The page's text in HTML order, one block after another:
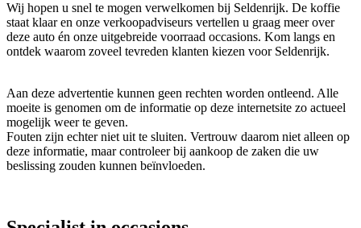
Wij hopen u snel te mogen verwelkomen bij Seldenrijk. De koffie
staat klaar en onze verkoopadviseurs vertellen u graag meer over
deze auto én onze uitgebreide voorraad occasions. Kom langs en
ontdek waarom zoveel tevreden klanten kiezen voor Seldenrijk.
Aan deze advertentie kunnen geen rechten worden ontleend. Alle
moeite is genomen om de informatie op deze internetsite zo actueel
mogelijk weer te geven.
Fouten zijn echter niet uit te sluiten. Vertrouw daarom niet alleen op
deze informatie, maar controleer bij aankoop de zaken die uw
beslissing zouden kunnen beïnvloeden.